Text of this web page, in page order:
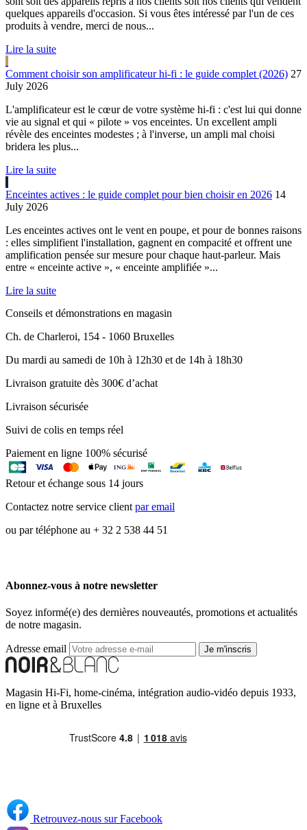
quelques appareils d'occasion. Si vous êtes intéressé par l'un de ces
produits à vendre, merci de nous...
Lire la suite
Comment choisir son amplificateur hi-fi : le guide complet (2026) 27
July 2026
L'amplificateur est le cœur de votre système hi-fi : c'est lui qui donne
vie au signal et qui « pilote » vos enceintes. Un excellent ampli
révèle des enceintes modestes ; à l'inverse, un ampli mal choisi
bridera les plus...
Lire la suite
Enceintes actives : le guide complet pour bien choisir en 2026 14
July 2026
Les enceintes actives ont le vent en poupe, et pour de bonnes raisons
: elles simplifient l'installation, gagnent en compacité et offrent une
amplification pensée sur mesure pour chaque haut-parleur. Mais
entre « enceinte active », « enceinte amplifiée »...
Lire la suite
Conseils et démonstrations en magasin
Ch. de Charleroi, 154 - 1060 Bruxelles
Du mardi au samedi de 10h à 12h30 et de 14h à 18h30
Livraison gratuite dès 300€ d’achat
Livraison sécurisée
Suivi de colis en temps réel
Paiement en ligne 100% sécurisé
Retour et échange sous 14 jours
Contactez notre service clientpar email
ou par téléphone au + 32 2 538 44 51
Abonnez-vous à notre newsletter
Soyez informé(e) des dernières nouveautés, promotions et actualités
de notre magasin.
Adresse email Je m'inscris
Magasin Hi-Fi, home-cinéma, intégration audio-vidéo depuis 1933,
en ligne et à Bruxelles
Retrouvez-nous sur Facebook